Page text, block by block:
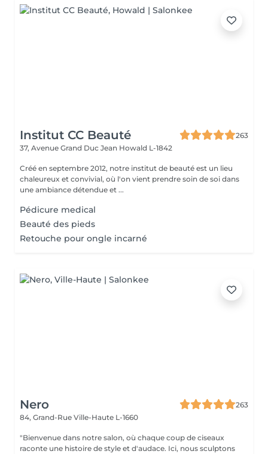
Institut CC Beauté
263
37, Avenue Grand Duc Jean Howald L-1842
Créé en septembre 2012, notre institut de beauté est un lieu
chaleureux et convivial, où l'on vient prendre soin de soi dans
une ambiance détendue et ...
Pédicure medical
Beauté des pieds
Retouche pour ongle incarné
Nero
263
84, Grand-Rue Ville-Haute L-1660
"Bienvenue dans notre salon, où chaque coup de ciseaux
raconte une histoire de style et d'audace. Ici, nous sculptons